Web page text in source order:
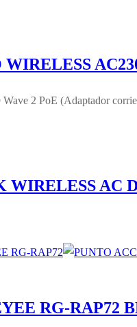
2 PoE (Adaptador
AC
RG-RAP72